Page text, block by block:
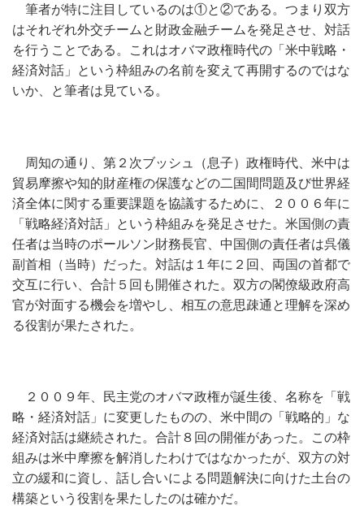
筆者が特に注目しているのは①と②である。つまり双方
はそれぞれ外交チームと財政金融チームを発足させ、対話
を行うことである。これはオバマ政権時代の「米中戦略・
経済対話」という枠組みの名前を変えて再開するのではな
いか、と筆者は見ている。
周知の通り、第２次ブッシュ（息子）政権時代、米中は
貿易摩擦や知的財産権の保護などの二国間問題及び世界経
済全体に関する重要課題を協議するために、２００６年に
「戦略経済対話」という枠組みを発足させた。米国側の責
任者は当時のポールソン財務長官、中国側の責任者は呉儀
副首相（当時）だった。対話は１年に２回、両国の首都で
交互に行い、合計５回も開催された。双方の閣僚級政府高
官が対面する機会を増やし、相互の意思疎通と理解を深め
る役割が果たされた。
２００９年、民主党のオバマ政権が誕生後、名称を「戦
略・経済対話」に変更したものの、米中間の「戦略的」な
経済対話は継続された。合計８回の開催があった。この枠
組みは米中摩擦を解消したわけではなかったが、双方の対
立の緩和に資し、話し合いによる問題解決に向けた土台の
構築という役割を果たしたのは確かだ。